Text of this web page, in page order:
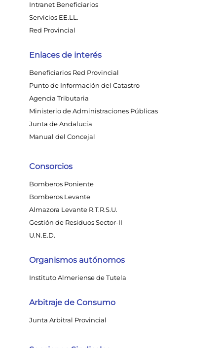
Intranet Beneficiarios
Servicios EE.LL.
Red Provincial
Enlaces de interés
Beneficiarios Red Provincial
Punto de Información del Catastro
Agencia Tributaria
Ministerio de Administraciones Públicas
Junta de Andalucía
Manual del Concejal
Consorcios
Bomberos Poniente
Bomberos Levante
Almazora Levante R.T.R.S.U.
Gestión de Residuos Sector-II
U.N.E.D.
Organismos autónomos
Instituto Almeriense de Tutela
Arbitraje de Consumo
Junta Arbitral Provincial